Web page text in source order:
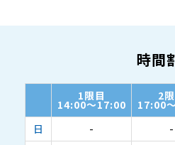
時間
1限目
14:00～17:00
2
17:00
日
- -